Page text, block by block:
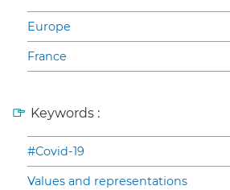
Europe
France
Keywords :
#Covid-19
Values and representations